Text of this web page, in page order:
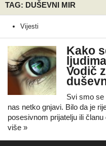
TAG: DUŠEVNI MIR
Vijesti
Kako
Vodič
Svi smo se
nas netko gnjavi. Bilo da je
posesivnom prijatelju ili
više »